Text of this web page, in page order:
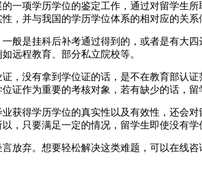
一项学历学位的鉴定工作，通过对留学生
，并与我国的学历学位体系的相对应的关系
般是挂科后补考通过得到的，或者是有大
远程教育、部分私立院校等。
，没有拿到学位证的话，是不在教育部认
证作为重要的考核对象，若有缺少的话，留
获得学历学位的真实性以及有效性，还会
，只要满足一定的情况，留学生即使没有学
放弃。想要轻松解决这类难题，可以在线